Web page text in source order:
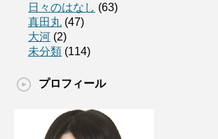
日々のはなし (63)
真田丸 (47)
大河 (2)
未分類 (114)
プロフィール